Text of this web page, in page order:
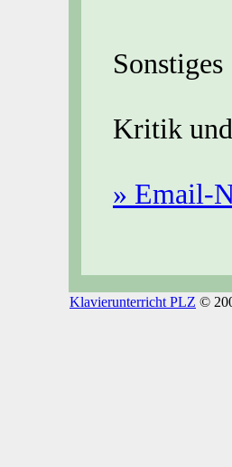
Sonstiges
Kritik
» Email-
Klavierunterricht PLZ ©